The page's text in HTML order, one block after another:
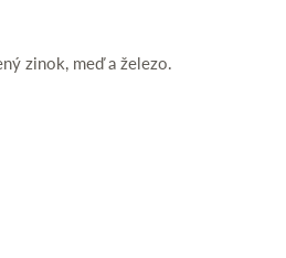
zinok, meď a železo.